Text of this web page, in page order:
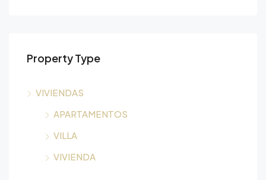
Property Type
VIVIENDAS
APARTAMENTOS
VILLA
VIVIENDA